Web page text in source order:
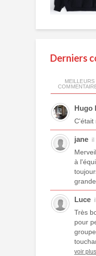
Derniers
MEILLEURS
Hugo
C'était
jane il
à
Luce
Très
pour
voir plus